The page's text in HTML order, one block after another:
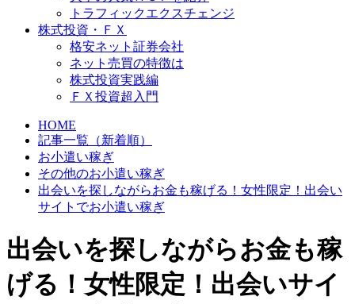
トラフィックエクスチェンジ
株式投資・ＦＸ
格安ネット証券会社
ネット売買の特徴は
株式投資実践編
ＦＸ投資超入門
HOME
記事一覧（新着順）
お小遣い稼ぎ
その他のお小遣い稼ぎ
出会いを探しながらお金も稼げる！女性限定！出会い
サイトでお小遣い稼ぎ
出会いを探しながらお金も稼
げる！女性限定！出会いサイ